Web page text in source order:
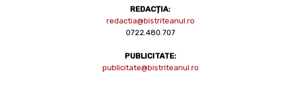
REDACȚIA:
redactia@bistriteanul.ro
0722.480.707
PUBLICITATE:
publicitate@bistriteanul.ro